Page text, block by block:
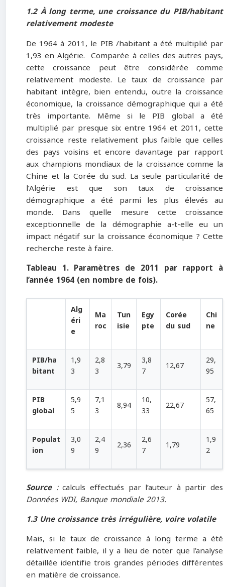
1.2 À long terme, une croissance du PIB/habitant
relativement modeste
De 1964 à 2011, le PIB /habitant a été multiplié par
1,93 en Algérie. Comparée à celles des autres pays,
cette croissance peut être considérée comme
relativement modeste. Le taux de croissance par
habitant intègre, bien entendu, outre la croissance
économique, la croissance démographique qui a été
très importante. Même si le PIB global a été
multiplié par presque six entre 1964 et 2011, cette
croissance reste relativement plus faible que celles
des pays voisins et encore davantage par rapport
aux champions mondiaux de la croissance comme la
Chine et la Corée du sud. La seule particularité de
l’Algérie est que son taux de croissance
démographique a été parmi les plus élevés au
monde. Dans quelle mesure cette croissance
exceptionnelle de la démographie a-t-elle eu un
impact négatif sur la croissance économique ? Cette
recherche reste à faire.
Tableau 1. Paramètres de 2011 par rapport à
l’année 1964 (en nombre de fois).
Alg
éri
e
Ma
roc
Tun
isie
Egy
pte
Corée
du sud
Chi
ne
PIB/ha
bitant
1,9
3
2,8
3
3,79
3,8
7
12,67
29,
95
PIB
global
5,9
5
7,1
3
8,94
10,
33
22,67
57,
65
Populat
ion
3,0
9
2,4
9
2,36
2,6
7
1,79
1,9
2
Source :calculs effectués par l’auteur à partir des
Données WDI, Banque mondiale 2013.
1.3 Une croissance très irrégulière, voire volatile
Mais, si le taux de croissance à long terme a été
relativement faible, il y a lieu de noter que l’analyse
détaillée identifie trois grandes périodes différentes
en matière de croissance.